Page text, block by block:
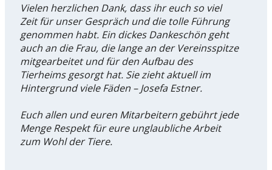
Vielen herzlichen Dank, dass ihr euch so viel
Zeit für unser Gespräch und die tolle Führung
genommen habt. Ein dickes Dankeschön geht
auch an die Frau, die lange an der Vereinsspitze
mitgearbeitet und für den Aufbau des
Tierheims gesorgt hat. Sie zieht aktuell im
Hintergrund viele Fäden – Josefa Estner.
Euch allen und euren Mitarbeitern gebührt jede
Menge Respekt für eure unglaubliche Arbeit
zum Wohl der Tiere.